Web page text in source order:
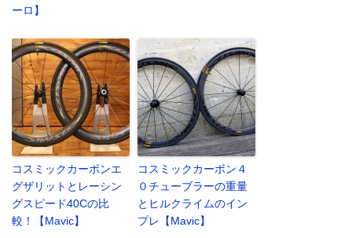
ーロ】
コスミックカーボンエ
グザリットとレーシン
グスピード40Cの比
較！【Mavic】
コスミックカーボン４
０チューブラーの重量
とヒルクライムのイン
プレ【Mavic】